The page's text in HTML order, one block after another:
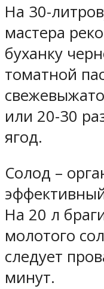
На 30-
мастера
буханку
томатной
или 20-30
ягод.
Солод –
На 20 л
молотого
следует
минут.